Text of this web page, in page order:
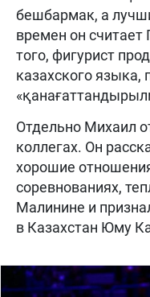
бешбармак, а
времен он считает
того, фигурист
казахского языка,
Отдельно Михаил
коллегах. Он
хорошие
соревнованиях,
Малинине и
в Казахстан Юму